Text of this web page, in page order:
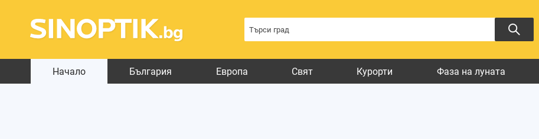
Начало България Европа Свят Курорти Фаза на луната